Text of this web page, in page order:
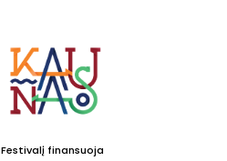
Festivalį finansuoja